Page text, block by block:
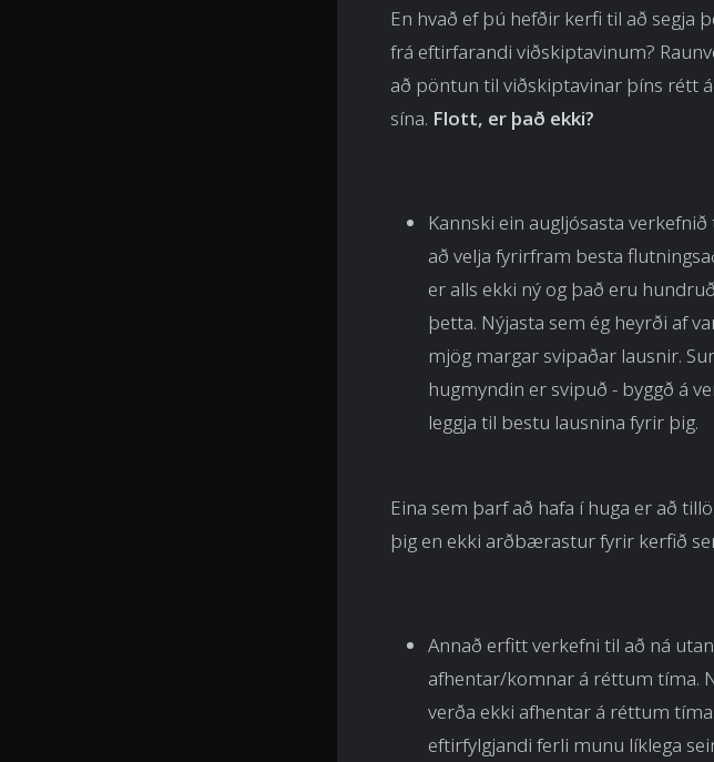
En hvað ef þú hefðir kerfi til að
frá eftirfarandi viðskiptavinum?
að pöntun til viðskiptavinar þíns rétt
sína. Flott, er það ekki?
Kannski ein augljósasta
að velja fyrirfram besta
er alls ekki ný og það eru
þetta. Nýjasta sem ég heyrði af
mjög margar svipaðar lausnir.
hugmyndin er svipuð - byggð á
leggja til bestu lausnina fyrir þig.
Eina sem þarf að hafa í huga er að
þig en ekki arðbærastur fyrir kerfið
Annað erfitt verkefni til að ná
afhentar/komnar á réttum tíma.
verða ekki afhentar á réttum
eftirfylgjandi ferli munu líklega